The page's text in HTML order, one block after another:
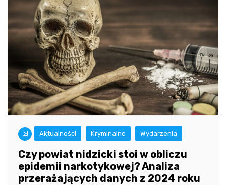
Aktualności Kryminalne Wydarzenia
Czy powiat nidzicki stoi w obliczu
epidemii narkotykowej? Analiza
przerażających danych z 2024 roku